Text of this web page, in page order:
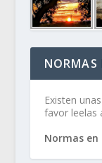
NORMAS
Existen
favor leelas
Normas en